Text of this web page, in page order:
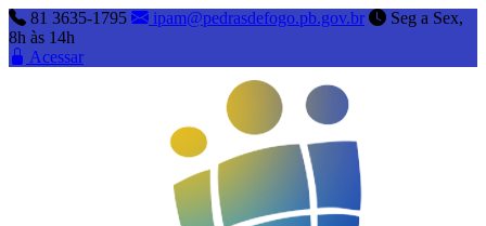
81 3635-1795 ipam@pedrasdefogo.pb.gov.br
Seg a Sex,
8h às 14h
Acessar